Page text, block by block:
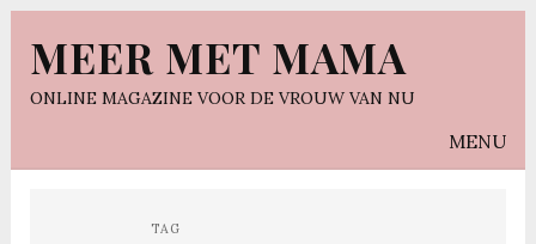
MEER MET MAMA
ONLINE MAGAZINE VOOR DE VROUW VAN NU
MENU
TAG